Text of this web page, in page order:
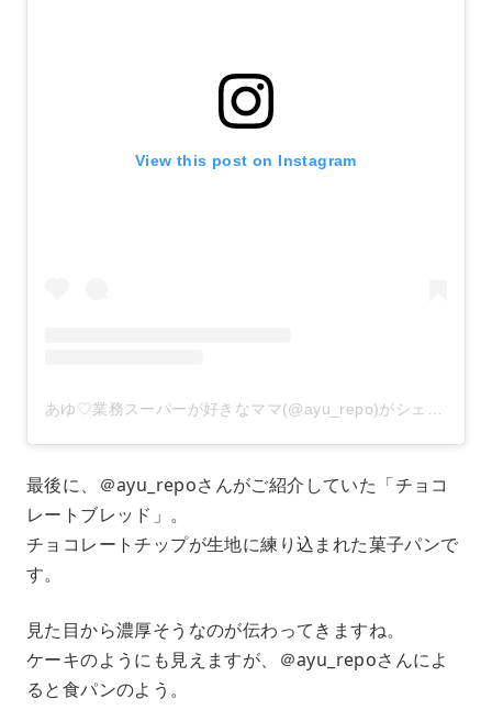
View this post on Instagram
最後に、＠ayu_repoさんがご紹介していた「チョコ
レートブレッド」。
チョコレートチップが生地に練り込まれた菓子パンで
す。
見た目から濃厚そうなのが伝わってきますね。
ケーキのようにも見えますが、＠ayu_repoさんによ
ると食パンのよう。